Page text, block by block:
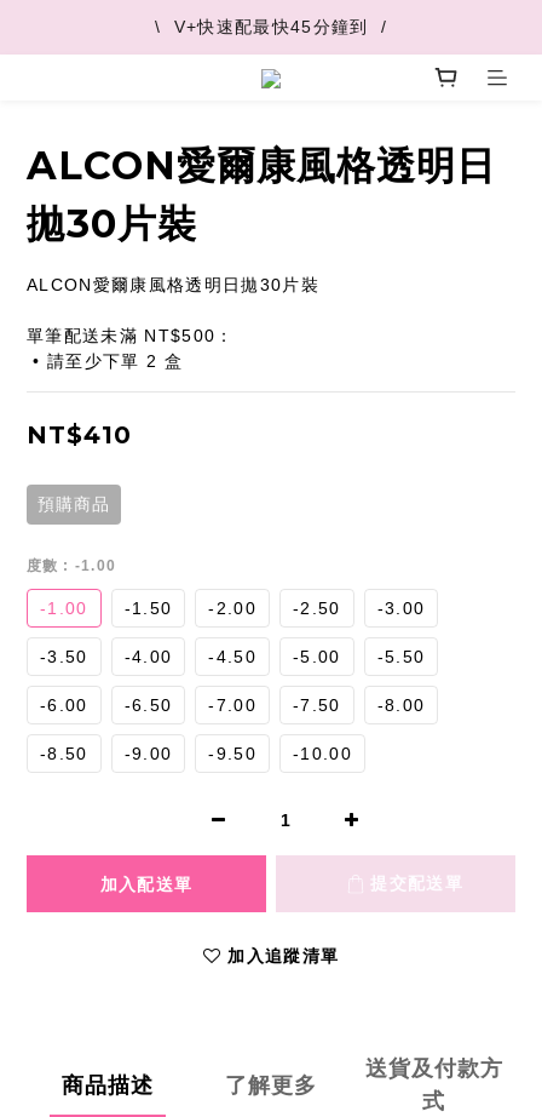
\  V+快速配最快45分鐘到  /
\  V+快速配最快45分鐘到  /
\  推薦好友 領取購物金  /
ALCON愛爾康風格透明日
拋30片裝
ALCON愛爾康風格透明日拋30片裝
單筆配送未滿 NT$500：
• 請至少下單 2 盒
NT$410
預購商品
度數 : -1.00
-1.00 -1.50 -2.00 -2.50 -3.00
-3.50 -4.00 -4.50 -5.00 -5.50
-6.00 -6.50 -7.00 -7.50 -8.00
-8.50 -9.00 -9.50 -10.00
加入追蹤清單
商品描述 了解更多
送貨及付款方
式